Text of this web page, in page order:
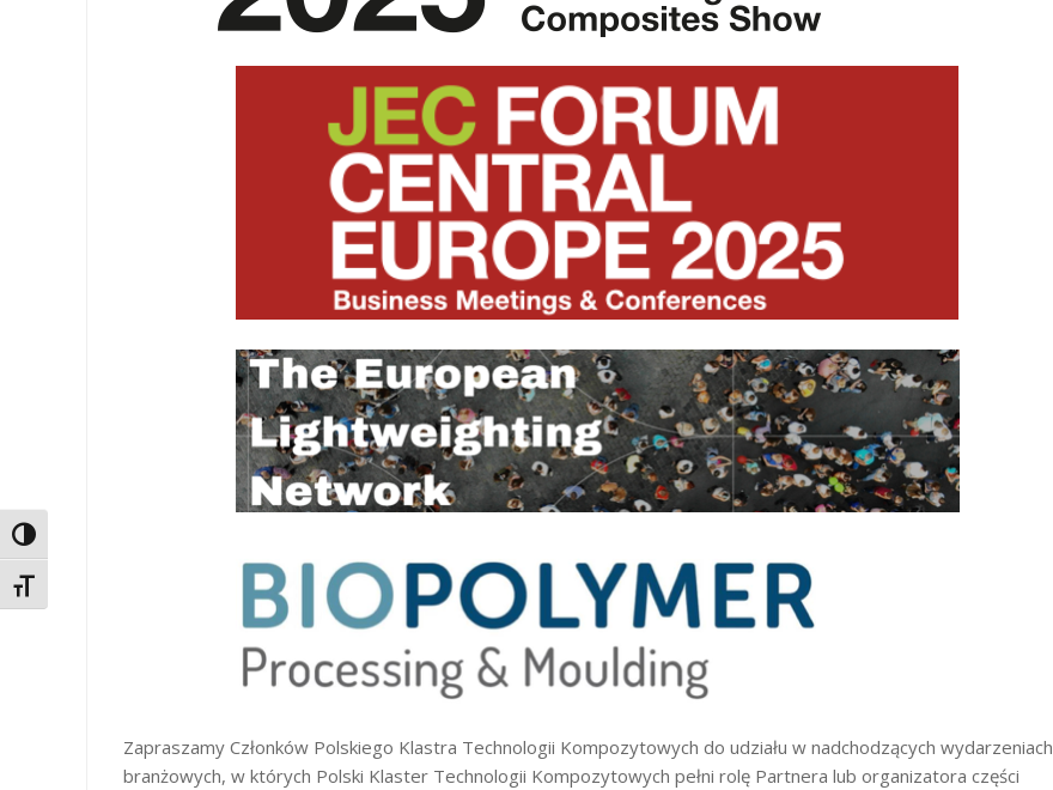
Toggle High Contrast
Toggle Font size
Zapraszamy Członków Polskiego Klastra Technologii Kompozytowych do udziału w nadchodzących wydarzeniach
branżowych, w których Polski Klaster Technologii Kompozytowych pełni rolę Partnera lub organizatora części